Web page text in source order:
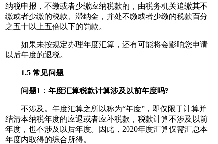
纳税申报，不缴或者少缴应纳税款的，由税务机关追缴其不
缴或者少缴的税款、滞纳金，并处不缴或者少缴的税款百分
之五十以上五倍以下的罚款。
如果未按规定办理年度汇算，还有可能将会影响您申请
以后年度的退税。
1.5 常见问题
问题1：年度汇算税款计算涉及以前年度吗?
不涉及。年度汇算之所以称为“年度”，即仅限于计算并
结清本纳税年度的应退或者应补税款，税款计算不涉及以前
年度，也不涉及以后年度。因此，2020年度汇算仅需汇总本
年度内取得的综合所得。